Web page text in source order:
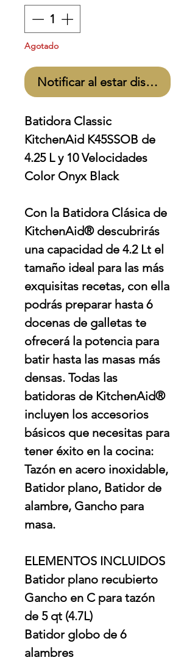
Agotado
Notificar al estar disponible
Batidora Classic
KitchenAid K45SSOB de
4.25 L y 10 Velocidades
Color Onyx Black
Con la Batidora Clásica de
KitchenAid® descubrirás
una capacidad de 4.2 Lt el
tamaño ideal para las más
exquisitas recetas, con ella
podrás preparar hasta 6
docenas de galletas te
ofrecerá la potencia para
batir hasta las masas más
densas. Todas las
batidoras de KitchenAid®
incluyen los accesorios
básicos que necesitas para
tener éxito en la cocina:
Tazón en acero inoxidable,
Batidor plano, Batidor de
alambre, Gancho para
masa.
ELEMENTOS INCLUIDOS
Batidor plano recubierto
Gancho en C para tazón
de 5 qt (4.7L)
Batidor globo de 6
alambres